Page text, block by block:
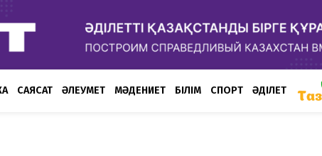
САЯСАТ ӘЛЕУМЕТ МӘДЕНИЕТ БІЛІМ СПОРТ ӘДІЛЕТ